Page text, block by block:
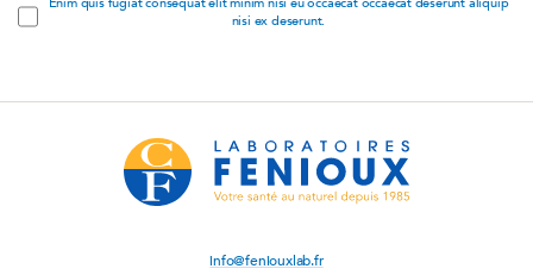
info@feniouxlab.fr
correo
nisi ex deserunt.